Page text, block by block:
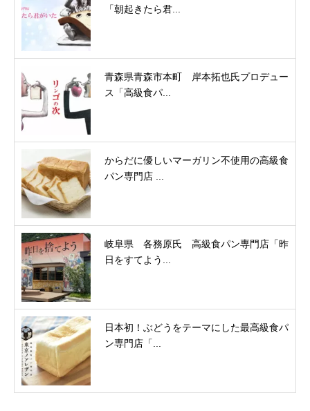
「朝起きたら君...
青森県青森市本町 岸本拓也氏プロデュー
ス「高級食パ...
からだに優しいマーガリン不使用の高級食
パン専門店 ...
岐阜県 各務原氏 高級食パン専門店「昨
日をすてよう...
日本初！ぶどうをテーマにした最高級食パ
ン専門店「...